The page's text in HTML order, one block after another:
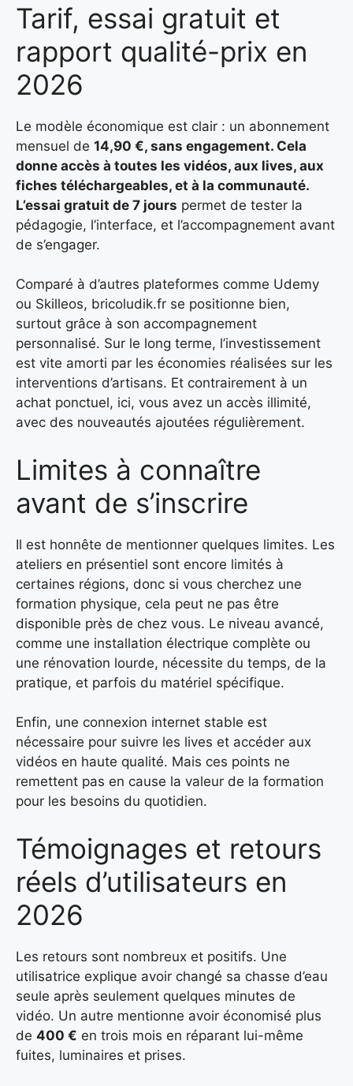
Tarif, essai gratuit et
rapport qualité-prix en
2026
Le modèle économique est clair : un abonnement
mensuel de 14,90 €, sans engagement. Cela
donne accès à toutes les vidéos, aux lives, aux
fiches téléchargeables, et à la communauté.
L’essai gratuit de 7 jours permet de tester la
pédagogie, l’interface, et l’accompagnement avant
de s’engager.
Comparé à d’autres plateformes comme Udemy
ou Skilleos, bricoludik.fr se positionne bien,
surtout grâce à son accompagnement
personnalisé. Sur le long terme, l’investissement
est vite amorti par les économies réalisées sur les
interventions d’artisans. Et contrairement à un
achat ponctuel, ici, vous avez un accès illimité,
avec des nouveautés ajoutées régulièrement.
Limites à connaître
avant de s’inscrire
Il est honnête de mentionner quelques limites. Les
ateliers en présentiel sont encore limités à
certaines régions, donc si vous cherchez une
formation physique, cela peut ne pas être
disponible près de chez vous. Le niveau avancé,
comme une installation électrique complète ou
une rénovation lourde, nécessite du temps, de la
pratique, et parfois du matériel spécifique.
Enfin, une connexion internet stable est
nécessaire pour suivre les lives et accéder aux
vidéos en haute qualité. Mais ces points ne
remettent pas en cause la valeur de la formation
pour les besoins du quotidien.
Témoignages et retours
réels d’utilisateurs en
2026
Les retours sont nombreux et positifs. Une
utilisatrice explique avoir changé sa chasse d’eau
seule après seulement quelques minutes de
vidéo. Un autre mentionne avoir économisé plus
de 400 € en trois mois en réparant lui-même
fuites, luminaires et prises.